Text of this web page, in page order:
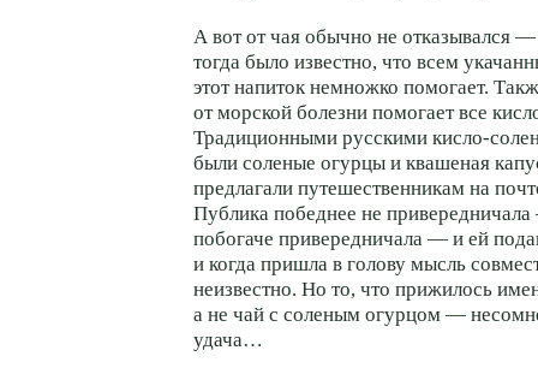
А вот от чая обычно не отказывался
тогда было известно, что всем
этот напиток немножко помогает.
от морской болезни помогает все
Традиционными русскими кисло-
были соленые огурцы и квашеная
предлагали путешественникам на
Публика победнее не
побогаче привередничала — и ей
и когда пришла в голову мысль
неизвестно. Но то, что прижилось
а не чай с соленым огурцом —
удача…